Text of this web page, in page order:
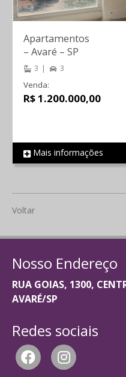
REF 1392
Apartamentos
– Avaré – SP
3 3
Venda:
R$ 1.200.000,00
Mais informações
Voltar
Nosso Endereço
RUA GOIAS, 1300,
AVARÉ/SP
Redes sociais